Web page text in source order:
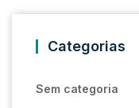
Categorias
Sem categoria